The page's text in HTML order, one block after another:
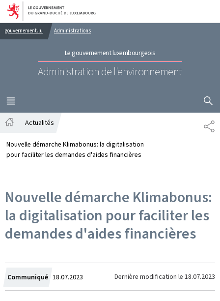
Aller au menu principal
Aller au contenu
gouvernement.lu Administrations
Le gouvernement luxembourgeois
Administration de l'environnement
MENU
PRINCIPAL
Actualités
Nouvelle démarche Klimabonus: la digitalisation
pour faciliter les demandes d'aides financières
Nouvelle démarche Klimabonus:
la digitalisation pour faciliter les
demandes d'aides financières
Communiqué Crée
le
18.07.2023 Dernière modification le 18.07.2023